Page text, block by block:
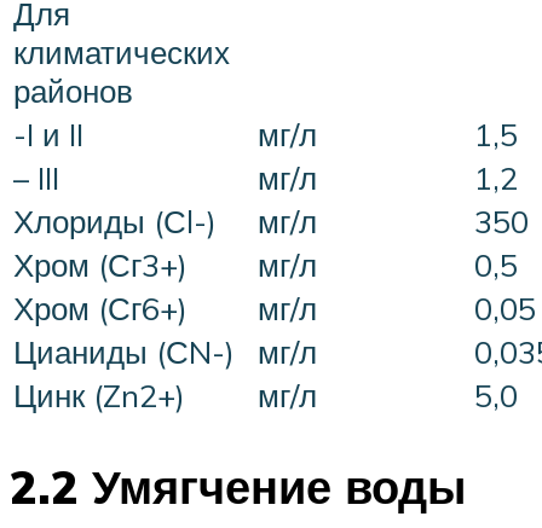
Для
климатических
районов
-I и II
мг/л
1,5
– III
мг/л
1,2
Хлориды (Сl-)
мг/л
350
Хром (Сг3+)
мг/л
0,5
Хром (Сг6+)
мг/л
0,05
Цианиды (СN-)
мг/л
Цинк (Zn2+)
мг/л 5,0
2.2 Умягчение воды